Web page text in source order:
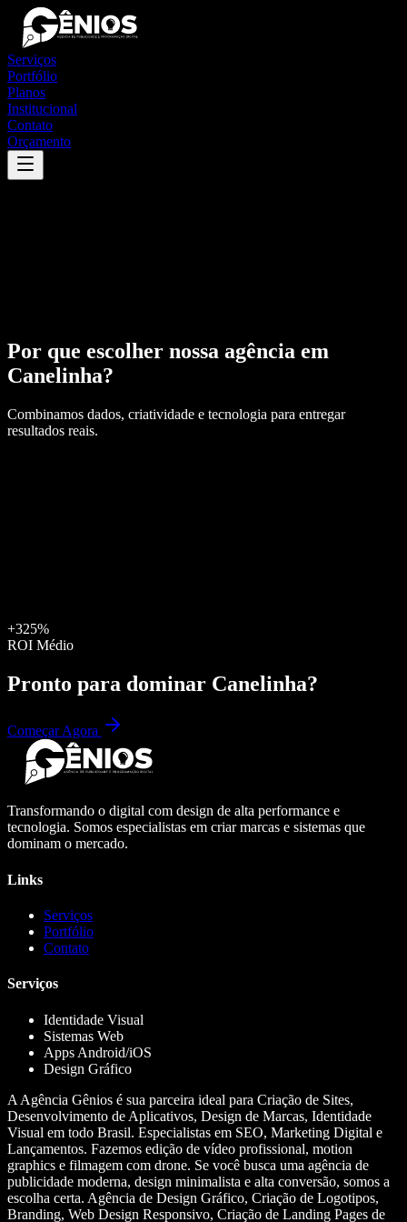
Serviços
Portfólio
Planos
Institucional
Contato
Orçamento
Por que escolher nossa agência em
Canelinha?
Combinamos dados, criatividade e tecnologia para entregar
resultados reais.
+325%
ROI Médio
Pronto para dominar Canelinha?
Começar Agora
Transformando o digital com design de alta performance e
tecnologia. Somos especialistas em criar marcas e sistemas que
dominam o mercado.
Links
Serviços
Portfólio
Contato
Serviços
Identidade Visual
Sistemas Web
Apps Android/iOS
Design Gráfico
A Agência Gênios é sua parceira ideal para Criação de Sites,
Desenvolvimento de Aplicativos, Design de Marcas, Identidade
Visual em todo Brasil. Especialistas em SEO, Marketing Digital e
Lançamentos. Fazemos edição de vídeo profissional, motion
graphics e filmagem com drone. Se você busca uma agência de
publicidade moderna, design minimalista e alta conversão, somos a
escolha certa. Agência de Design Gráfico, Criação de Logotipos,
Branding, Web Design Responsivo, Criação de Landing Pages de